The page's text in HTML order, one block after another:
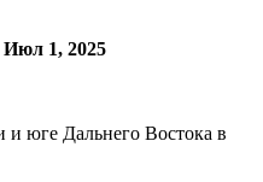
Июл 1, 2025